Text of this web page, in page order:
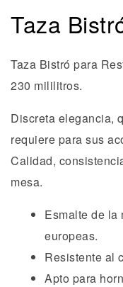
Taza
Taza Bistró para
230 mililitros.
Discreta elegancia,
requiere para sus
Calidad,
mesa.
Esmalte de la
europeas.
Resistente al
Apto para